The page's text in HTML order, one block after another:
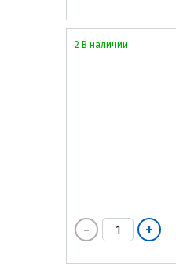
2 В наличии